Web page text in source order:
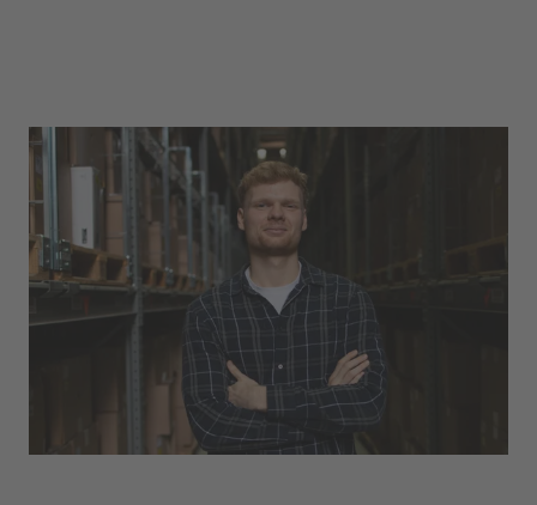
Logistik
An vielen verschiedenen Standorten wird sich
um einen reibungslosen Versand unserer
Produkte gekümmert. Genau das Richtige für
Teamplayer und Organisationstalente!